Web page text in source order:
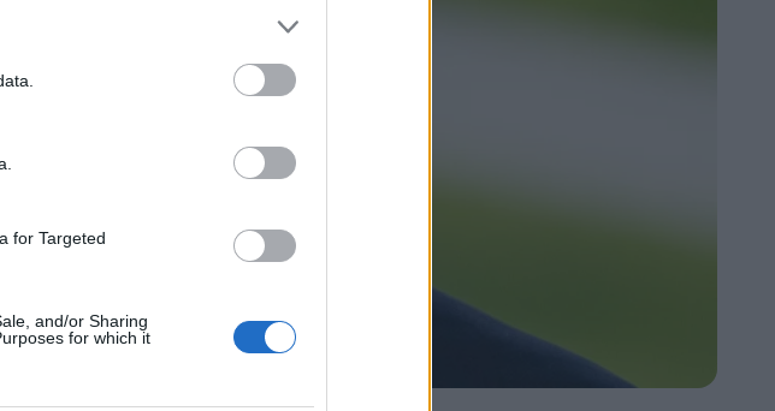
for Targeted
and/or Sharing
for which it